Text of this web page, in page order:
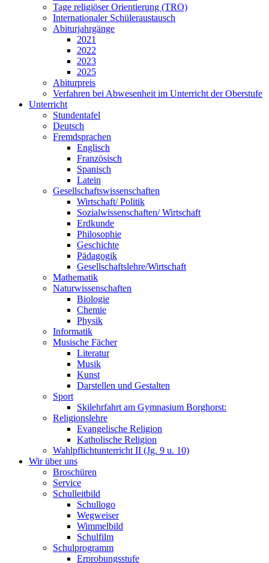
Tage religiöser Orientierung (TRO)
Internationaler Schüleraustausch
Abiturjahrgänge
2021
2022
2023
2025
Abiturpreis
Verfahren bei Abwesenheit im Unterricht der Oberstufe
Unterricht
Stundentafel
Deutsch
Fremdsprachen
Englisch
Französisch
Spanisch
Latein
Gesellschaftswissenschaften
Wirtschaft/ Politik
Sozialwissenschaften/ Wirtschaft
Erdkunde
Philosophie
Geschichte
Pädagogik
Gesellschaftslehre/Wirtschaft
Mathematik
Naturwissenschaften
Biologie
Chemie
Physik
Informatik
Musische Fächer
Literatur
Musik
Kunst
Darstellen und Gestalten
Sport
Skilehrfahrt am Gymnasium Borghorst:
Religionslehre
Evangelische Religion
Katholische Religion
Wahlpflichtunterricht II (Jg. 9 u. 10)
Wir über uns
Broschüren
Service
Schulleitbild
Schullogo
Wegweiser
Wimmelbild
Schulfilm
Schulprogramm
Erprobungsstufe